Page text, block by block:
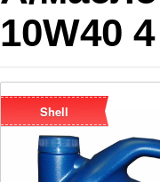
10W40
Shell